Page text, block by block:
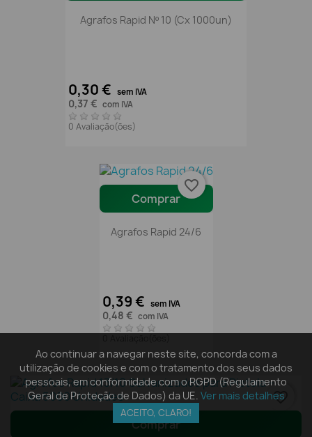
Agrafos Rapid Nº 10 (Cx 1000un)
0,30 € sem IVA
0,37 € com IVA
0 Avaliação(ões)
Comprar
Agrafos Rapid 24/6
0,39 € sem IVA
0,48 € com IVA
favorite_border
Comprar
favorite_border
Ao continuar a navegar neste site, concorda com a
utilização de cookies e com o tratamento dos seus dados
pessoais, em conformidade com o RGPD (Regulamento
Geral de Proteção de Dados) da UE. Ver mais detalhes
ACEITO, CLARO!